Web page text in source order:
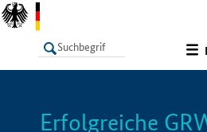
LISTE
Erfolgreiche